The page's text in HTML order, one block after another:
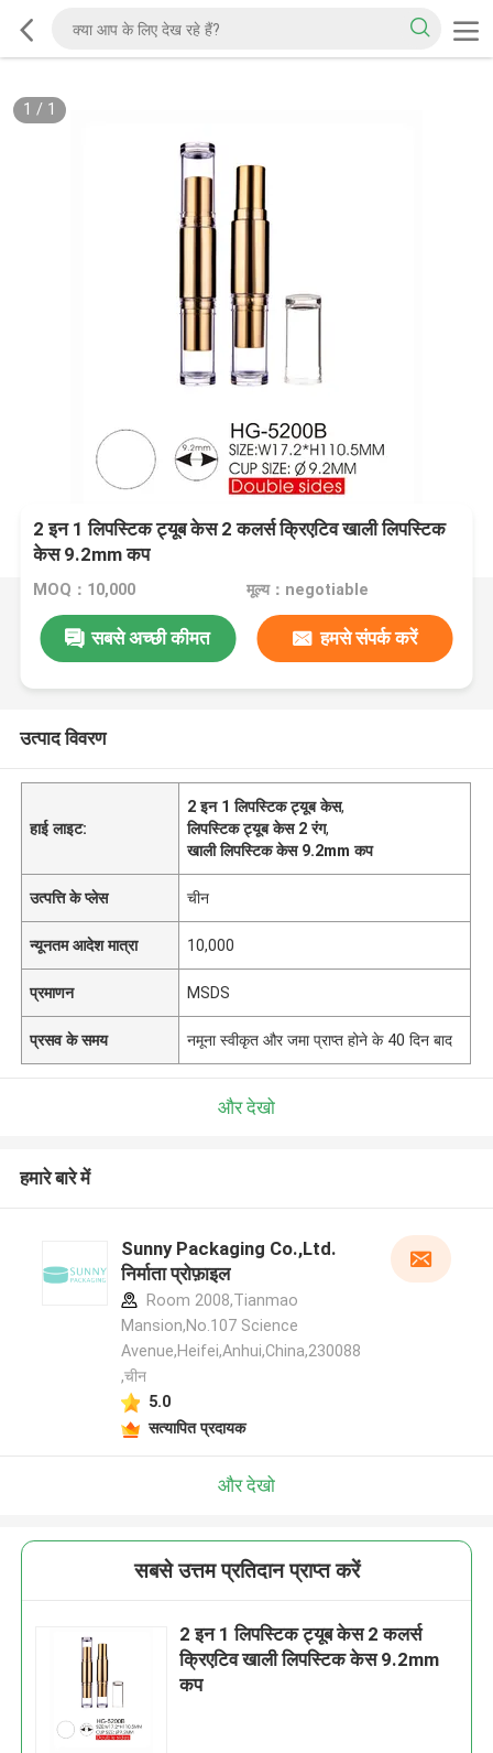
1 / 1
2 इन 1 लिपस्टिक ट्यूब केस 2 कलर्स क्रिएटिव खाली लिपस्टिक
केस 9.2mm कप
MOQ：10,000 मूल्य：negotiable
सबसे अच्छी कीमत हमसे संपर्क करें
उत्पाद विवरण
हाई लाइट:
2 इन 1 लिपस्टिक ट्यूब केस,
लिपस्टिक ट्यूब केस 2 रंग,
खाली लिपस्टिक केस 9.2mm कप
उत्पत्ति के प्लेस चीन
न्यूनतम आदेश मात्रा 10,000
प्रमाणन MSDS
प्रसव के समय नमूना स्वीकृत और जमा प्राप्त होने के 40 दिन बाद
और देखो
हमारे बारे में
Sunny Packaging Co.,Ltd.
निर्माता प्रोफ़ाइल
Room 2008,Tianmao
Mansion,No.107 Science
Avenue,Heifei,Anhui,China,230088
,चीन
5.0
सत्यापित प्रदायक
और देखो
सबसे उत्तम प्रतिदान प्राप्त करें
2 इन 1 लिपस्टिक ट्यूब केस 2 कलर्स
क्रिएटिव खाली लिपस्टिक केस 9.2mm
कप